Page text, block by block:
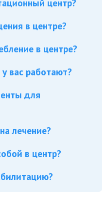
центр?
в центре?
в центре?
вас работают?
для
лечение?
в центр?